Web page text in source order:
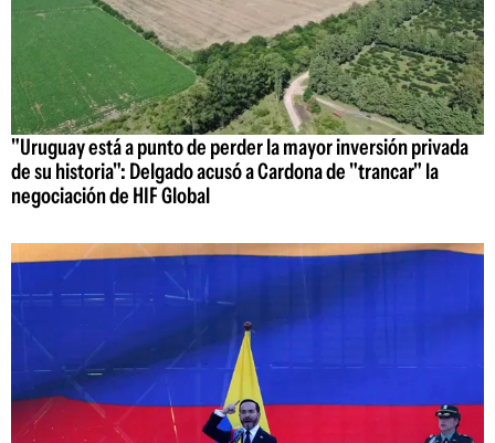
"Uruguay está a punto de perder la mayor inversión privada
de su historia": Delgado acusó a Cardona de "trancar" la
negociación de HIF Global